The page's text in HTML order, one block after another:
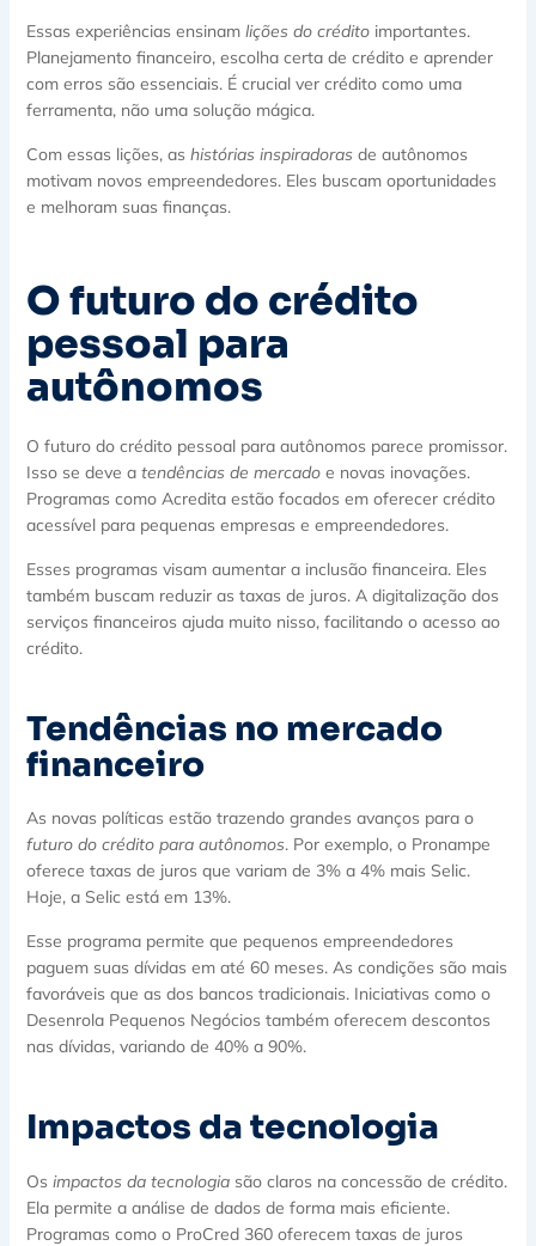
Essas experiências ensinam lições do créditoimportantes.
Planejamento financeiro, escolha certa de crédito e aprender
com erros são essenciais. É crucial ver crédito como uma
ferramenta, não uma solução mágica.
Com essas lições, as histórias inspiradorasde autônomos
motivam novos empreendedores. Eles buscam oportunidades
e melhoram suas finanças.
O futuro do crédito
pessoal para
autônomos
O futuro do crédito pessoal para autônomos parece promissor.
Isso se deve a tendências de mercadoe novas inovações.
Programas como Acredita estão focados em oferecer crédito
acessível para pequenas empresas e empreendedores.
Esses programas visam aumentar a inclusão financeira. Eles
também buscam reduzir as taxas de juros. A digitalização dos
serviços financeiros ajuda muito nisso, facilitando o acesso ao
crédito.
Tendências no mercado
financeiro
As novas políticas estão trazendo grandes avanços para o
futuro do crédito para autônomos. Por exemplo, o Pronampe
oferece taxas de juros que variam de 3% a 4% mais Selic.
Hoje, a Selic está em 13%.
Esse programa permite que pequenos empreendedores
paguem suas dívidas em até 60 meses. As condições são mais
favoráveis que as dos bancos tradicionais. Iniciativas como o
Desenrola Pequenos Negócios também oferecem descontos
nas dívidas, variando de 40% a 90%.
Impactos da tecnologia
Os impactos da tecnologiasão claros na concessão de crédito.
Ela permite a análise de dados de forma mais eficiente.
Programas como o ProCred 360 oferecem taxas de juros